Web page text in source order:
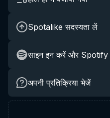
Spotalike सदस्यता लें
साइन इन करें और
अपनी प्रतिक्रिया भेजें